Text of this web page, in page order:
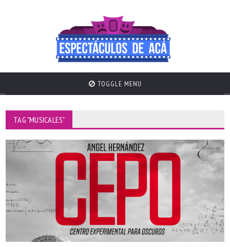
TOGGLE MENU
TAG "MUSICALES"